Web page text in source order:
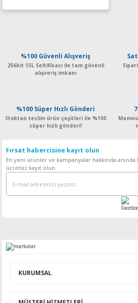
%100 Güvenli Alışveriş
256bit SSL Seltifikası ile tam güvenli
alışveriş imkanı
%100 Süper Hızlı Gönderi
Stoktan teslim ürün çeşitleri ile %100
süper hızlı gönderi!
Fırsat habercisine kayıt olun
En yeni ürünler ve kampanyalar hakkında
ücretsiz kayıt olun
KURUMSAL